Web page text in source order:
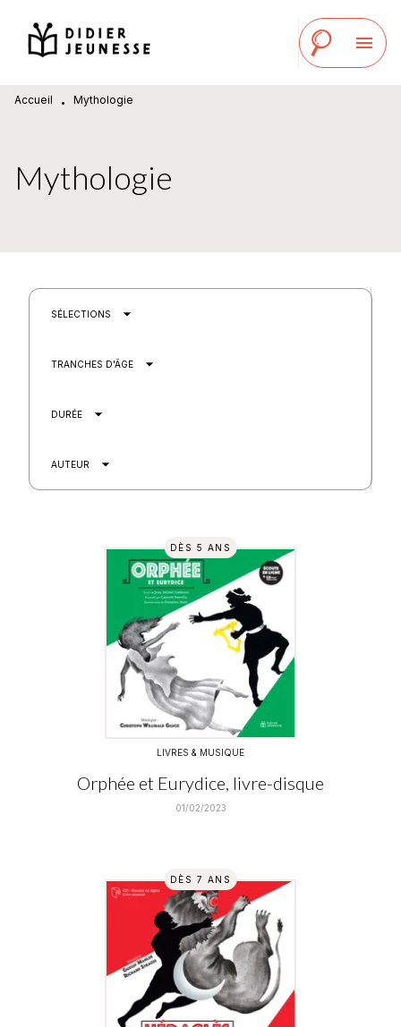
MENU RECHERCHE
PIED DE PAGE
menu
Accueil • Mythologie
Mythologie
SÉLECTIONS arrow_drop_down
TRANCHES D'ÂGE arrow_drop_down
DURÉE arrow_drop_down
AUTEUR arrow_drop_down
DÈS 5 ANS
LIVRES & MUSIQUE
Orphée et Eurydice, livre-disque
01/02/2023
DÈS 7 ANS